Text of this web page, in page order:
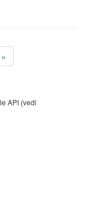
»
API (vedi